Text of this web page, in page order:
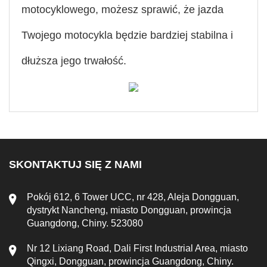
motocyklowego, możesz sprawić, że jazda
Twojego motocykla będzie bardziej stabilna i
dłuższa jego trwałość.
SKONTAKTUJ SIĘ Z NAMI
Pokój 612, 6 Tower UCC, nr 428, Aleja Dongguan,
dystrykt Nancheng, miasto Dongguan, prowincja
Guangdong, Chiny. 523080
Nr 12 Lixiang Road, Dali First Industrial Area, miasto
Qingxi, Dongguan, prowincja Guangdong, Chiny.